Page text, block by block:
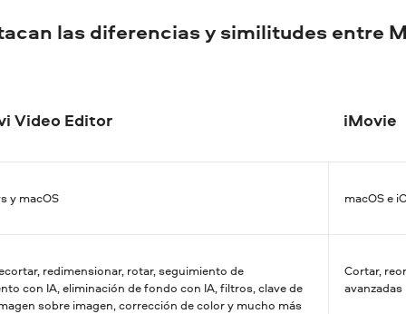
las diferencias y similitudes entre
Video Editor iMovie
y macOS macOS e
redimensionar, rotar, seguimiento de
con IA, eliminación de fondo con IA, filtros, clave de
sobre imagen, corrección de color y mucho más
Cortar,